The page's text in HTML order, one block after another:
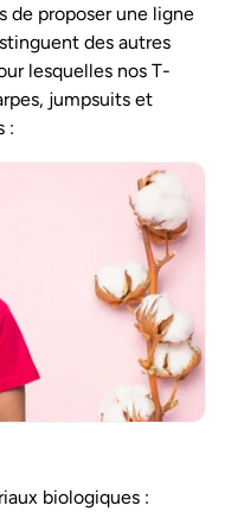
de proposer une ligne
des autres
lesquelles nos T-
jumpsuits et
:
biologiques :